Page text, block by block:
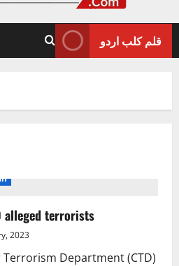
قلم کلب اردو
alleged terrorists
2023
Terrorism Department (CTD)